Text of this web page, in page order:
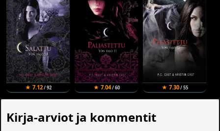
★ 7.12/ 92 ★ 7.04/ 60 ★ 7.30/ 55
Kirja-arviot ja kommentit